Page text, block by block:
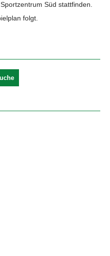
Süd stattfinden.
folgt.